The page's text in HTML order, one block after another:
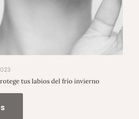
tus labios del frío invierno